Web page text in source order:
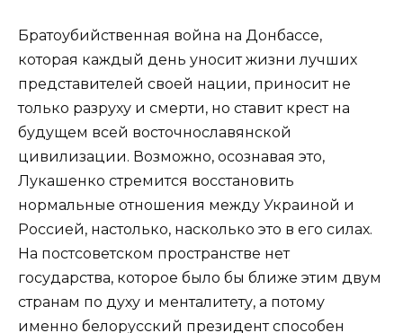
Братоубийственная война на Донбассе,
которая каждый день уносит жизни лучших
представителей своей нации, приносит не
только разруху и смерти, но ставит крест на
будущем всей восточнославянской
цивилизации. Возможно, осознавая это,
Лукашенко стремится восстановить
нормальные отношения между Украиной и
Россией, настолько, насколько это в его силах.
На постсоветском пространстве нет
государства, которое было бы ближе этим двум
странам по духу и менталитету, а потому
именно белорусский президент способен